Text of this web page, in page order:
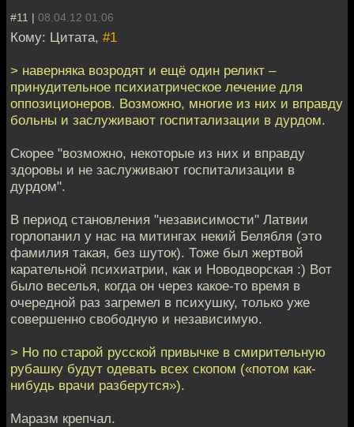
#11 | 08.04.12 01:06
Кому: Цитата, #1
> наверняка возродят и ещё один реликт –
принудительное психиатрическое лечение для
оппозиционеров. Возможно, многие из них и вправду
больны и заслуживают госпитализации в дурдом.
Скорее "возможно, некоторые из них и вправду
здоровы и не заслуживают госпитализации в
дурдом".
В период становления "независимости" Латвии
горлопанил у нас на митингах некий Белябля (это
фамилия такая, без шуток). Тоже был жертвой
карательной психиатрии, как и Новодворская :) Вот
было веселья, когда он через какое-то время в
очередной раз загремел в психушку, только уже
совершенно свободную и независимую.
> Но по старой русской привычке в смирительную
рубашку будут одевать всех скопом («потом как-
нибудь врачи разберутся»).
Маразм крепчал.